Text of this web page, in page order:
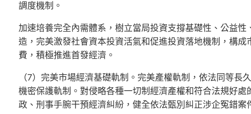
調度機制。
加速培養完全內需體系，樹立當局投資支撐基礎性、公益
造，完美激發社會資本投資活氣和促進投資落地機制，構
費，積極推進首發經濟。
（7）完美市場經濟基礎軌制。完美產權軌制，依法同等
機密保護軌制。對侵略各種一切制經濟產權和符合法規好處
政、刑事手腕干預經濟糾紛，健全依法甄別糾正涉企冤錯案